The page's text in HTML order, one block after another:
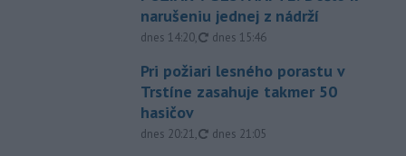
narušeniu jednej z nádrží
dnes 14:20, aktualizované
dnes 15:46
Pri požiari lesného porastu v
Trstíne zasahuje takmer 50
hasičov
dnes 20:21, aktualizované
dnes 21:05